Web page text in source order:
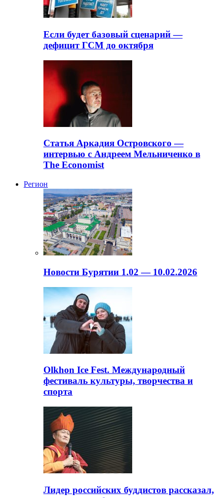
Если будет базовый сценарий —
дефицит ГСМ до октября
Статья Аркадия Островского —
интервью с Андреем Мельниченко в
The Economist
Регион
Новости Бурятии 1.02 — 10.02.2026
Olkhon Ice Fest. Международный
фестиваль культуры, творчества и
спорта
Лидер российских буддистов рассказал,